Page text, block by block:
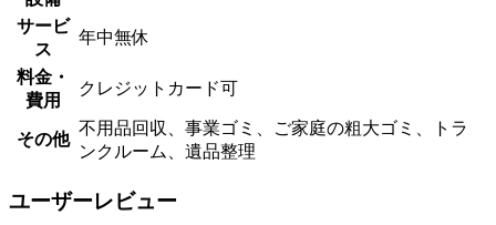
サービ
ス
年中無休
料金・
費用
クレジットカード可
その他
不用品回収、事業ゴミ、ご家庭の粗大ゴミ、トラ
ンクルーム、遺品整理
ユーザーレビュー